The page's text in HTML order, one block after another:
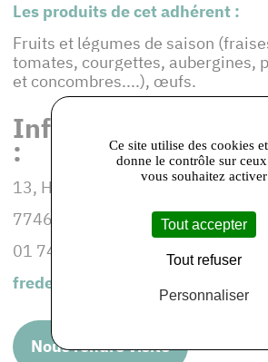
Les produits de cet adhérent :
Fruits et légumes de saison
tomates, courgettes, aubergines,
et concombres....), œufs.
Informations et
:
13, Hameau de Floé
77460 CHAINTREAUX
01 74 80 48 82
frederic.fremin@sfr.fr
Nous rendre visite
Ce site utilise des cookies
donne le contrôle sur
vous souhaitez activer
Tout accepter
Tout refuser
Personnaliser